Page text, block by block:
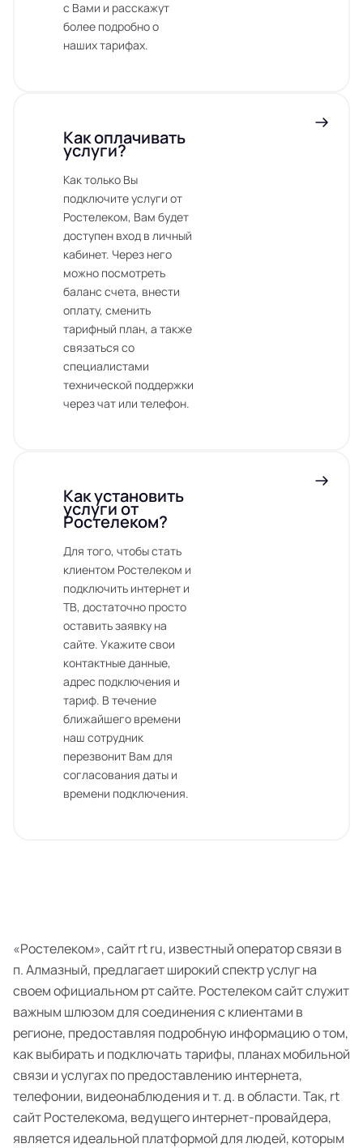
с Вами и расскажут
более подробно о
наших тарифах.
Как оплачивать
услуги?
Как только Вы
подключите услуги от
Ростелеком, Вам будет
доступен вход в личный
кабинет. Через него
можно посмотреть
баланс счета, внести
оплату, сменить
тарифный план, а также
связаться со
специалистами
технической поддержки
через чат или телефон.
Как установить
услуги от
Ростелеком?
Для того, чтобы стать
клиентом Ростелеком и
подключить интернет и
ТВ, достаточно просто
оставить заявку на
сайте. Укажите свои
контактные данные,
адрес подключения и
тариф. В течение
ближайшего времени
наш сотрудник
перезвонит Вам для
согласования даты и
времени подключения.
«Ростелеком», сайт rt ru, известный оператор связи в
п. Алмазный, предлагает широкий спектр услуг на
своем официальном рт сайте. Ростелеком сайт служит
важным шлюзом для соединения с клиентами в
регионе, предоставляя подробную информацию о том,
как выбирать и подключать тарифы, планах мобильной
связи и услугах по предоставлению интернета,
телефонии, видеонаблюдения и т. д. в области. Так, rt
сайт Ростелекома, ведущего интернет-провайдера,
является идеальной платформой для людей, которым